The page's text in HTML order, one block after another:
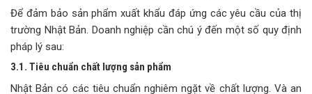
Để đảm bảo sản phẩm xuất khẩu đáp ứng các yêu cầu của thị
trường Nhật Bản. Doanh nghiệp cần chú ý đến một số quy định
pháp lý sau:
3.1. Tiêu chuẩn chất lượng sản phẩm
Nhật Bản có các tiêu chuẩn nghiêm ngặt về chất lượng. Và an